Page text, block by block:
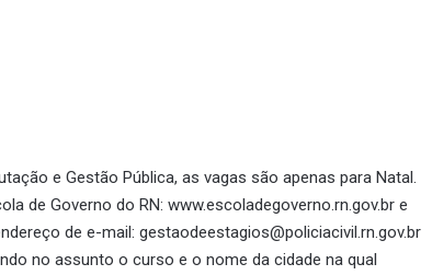
e Gestão Pública, as vagas são apenas para Natal.
de Governo do RN: www.escoladegoverno.rn.gov.br e
de e-mail: gestaodeestagios@policiacivil.rn.gov.br
no assunto o curso e o nome da cidade na qual